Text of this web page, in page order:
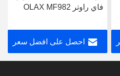
فاي راوتر OLAX MF982
احصل على افضل سعر